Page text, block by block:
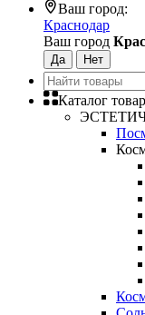
Ваш город:
Краснодар
Ваш город
Каталог